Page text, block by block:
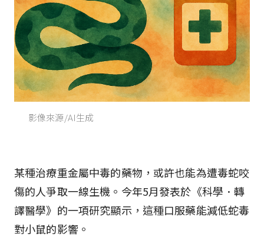
影像來源/AI生成
某種治療重金屬中毒的藥物，或許也能為遭毒蛇咬
傷的人爭取一線生機。今年5月發表於《科學．轉
譯醫學》的一項研究顯示，這種口服藥能減低蛇毒
對小鼠的影響。